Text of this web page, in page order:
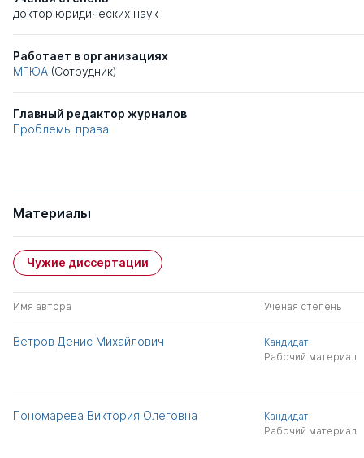
доктор юридических наук
Работает в организациях
МГЮА (Сотрудник)
Главный редактор журналов
Проблемы права
Материалы
Чужие диссертации
Имя автора Ученая степень
Ветров Денис Михайлович
Кандидат
Рабочий материал
Пономарева Виктория Олеговна
Кандидат
Рабочий материал